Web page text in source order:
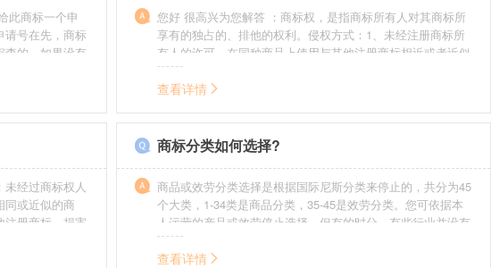
此商标一个申
请号在先，商标
查的，如果没有
迟也不会提
您好 很高兴为您解答 ：商标权，是指商标所有人对其商标所
享有的独占的、排他的权利。侵权方式：1、未经注册商标所
有人的许可，在同种商品上使用与其他注册商标相近或者近似
的商标。2、销售明知是假冒注册商标的商品。3、伪造、擅自
制造他人注册商标标识或者销售伪造、擅自制造的注册商标标
给他人注册商标专用权造成其他损害。
查看详情
经过商标权人
同或近似的商
注册商标，损害
需要承担侵权
。情节严重
商标分类如何选择?
商品或效劳分类选择是根据国际尼斯分类来停止的，共分为45
个大类，1-34类是商品分类，35-45是效劳分类。您可依据本
人运营的产品或效劳停止选择。但有的时分，有些行业并没有
在分类表中明白列出，而且也无法由一个分类就完整包含进
去，这就呈现了跨类别的状况，对这样的行业要特别留意，假
查看详情